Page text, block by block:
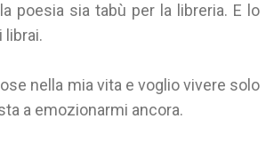
poesia sia tabù per la libreria. E lo
librai.
nella mia vita e voglio vivere solo
a emozionarmi ancora.